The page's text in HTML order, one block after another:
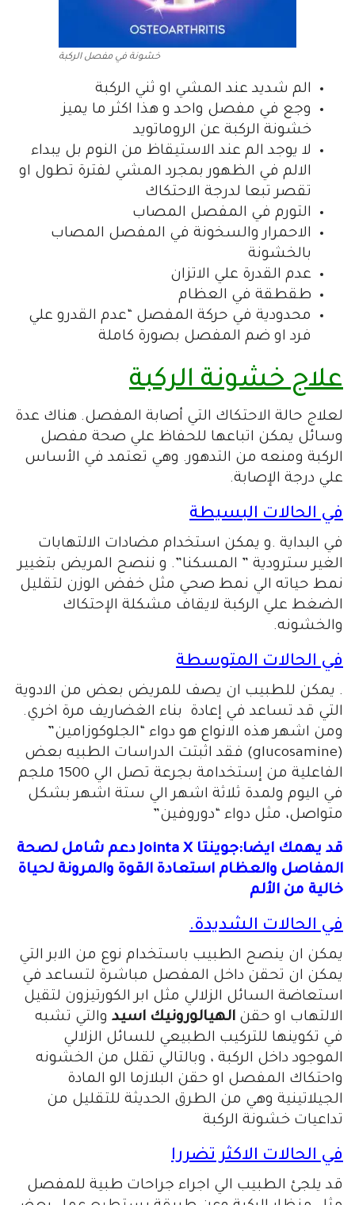
خشونة في مفصل الركبة
الم شديد عند المشي او ثني الركبة
وجع في مفصل واحد و هذا اكثر ما يميز
خشونة الركبة عن الروماتويد
لا يوجد الم عند الاستيقاظ من النوم بل يبداء
الالم في الظهور بمجرد المشي لفترة تطول او
تقصر تبعا لدرجة الاحتكاك
التورم في المفصل المصاب
الاحمرار والسخونة في المفصل المصاب
بالخشونة
عدم القدرة علي الاتزان
طقطقة في العظام
محدودية في حركة المفصل “عدم القدرو علي
فرد او ضم المفصل بصورة كاملة
علاج خشونة الركبة
لعلاج حالة الاحتكاك التي أصابة المفصل. هناك عدة
وسائل يمكن اتباعها للحفاظ علي صحة مفصل
الركبة ومنعه من التدهور. وهي تعتمد في الأساس
علي درجة الإصابة.
في الحالات البسيطة
في البداية .و يمكن استخدام مضادات الالتهابات
الغير سترودية ” المسكنا”. و ننصح المريض بتغيير
نمط حياته الي نمط صحي مثل خفض الوزن لتقليل
الضغط علي الركبة لايقاف مشكلة الإحتكاك
والخشونه.
في الحالات المتوسطة
. يمكن للطبيب ان يصف للمريض بعض من الادوية
التي قد تساعد في إعادة بناء الغضاريف مرة اخري.
ومن اشهر هذه الانواع هو دواء “الجلوكوزامين”
(glucosamine) فقد اثبتت الدراسات الطبيه بعض
الفاعلية من إستخدامة بجرعة تصل الي 1500 ملجم
في اليوم ولمدة ثلاثة اشهر الي ستة اشهر بشكل
متواصل، مثل دواء “دوروفين”
قد يهمك ايضا:جوينتا Jointa X دعم شامل لصحة
المفاصل والعظام استعادة القوة والمرونة لحياة
خالية من الألم
في الحالات الشديدة.
يمكن ان ينصح الطبيب باستخدام نوع من الابر التي
يمكن ان تحقن داخل المفصل مباشرة لتساعد في
استعاضة السائل الزلالي مثل ابر الكورتيزون لتقيل
الالتهاب او حقن الهيالورونيك اسيد والتي تشبه
في تكوينها للتركيب الطبيعي للسائل الزلالي
الموجود داخل الركبة ، وبالتالي تقلل من الخشونه
واحتكاك المفصل او حقن البلازما الو المادة
الجيلاتينية وهي من الطرق الحديثة للتقليل من
تداعيات خشونة الركبة
في الحالات الاكثر تضررا
قد يلجئ الطبيب الي اجراء جراحات طبية للمفصل